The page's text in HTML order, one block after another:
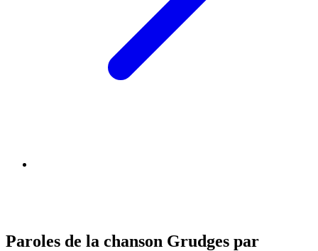
Paroles de la chanson Grudges par